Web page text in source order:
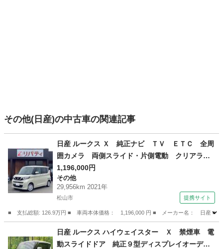
その他(日産)の中古車の関連記事
日産 ルークス Ｘ 純正ナビ ＴＶ ＥＴＣ 全周
囲カメラ 両側スライド・片側電動 クリアラン
スソナー オートライト スマートキー アイド
リングストップ 電動格納ミラー ベンチシー
ト ＣＶＴ （車検整備付）
1,196,000円
その他
29,956km 2021年
松山市 提携サイト
■ 支払総額: 126.9万円 ■ 車両本体価格： 1,196,000 円 ■ メーカー名： 日産
その他
日産 ルークス ハイウェイスター Ｘ 禁煙車 電
動スライドドア 純正９型ディスプレイオーディ